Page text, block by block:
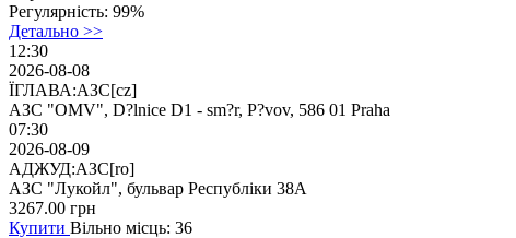
Регулярність: 99%
Детально >>
12:30
2026-08-08
ЇГЛАВА:АЗС[cz]
АЗС "OMV", D?lnice D1 - sm?r, P?vov, 586 01 Praha
07:30
2026-08-09
АДЖУД:АЗС[ro]
АЗС "Лукойл", бульвар Республіки 38А
3267.00 грн
Купити Вільно місць: 36